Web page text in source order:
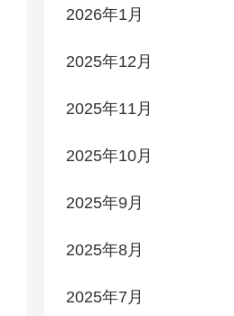
2026年1月
2025年12月
2025年11月
2025年10月
2025年9月
2025年8月
2025年7月